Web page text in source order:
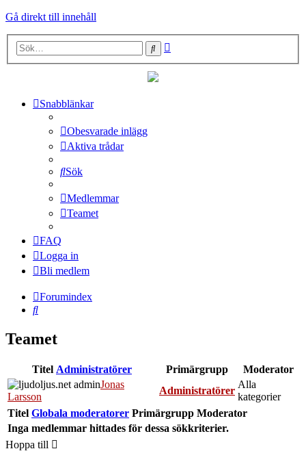
Gå direkt till innehåll
Sök
Snabblänkar
Obesvarade inlägg
Aktiva trådar
Sök
Medlemmar
Teamet
FAQ
Logga in
Bli medlem
Forumindex
Sök
Teamet
Titel Administratörer Primärgrupp
Moderator
Jonas
Larsson
Administratörer
Alla
kategorier
Titel Globala moderatorer Primärgrupp Moderator
Inga medlemmar hittades för dessa sökkriterier.
Hoppa till